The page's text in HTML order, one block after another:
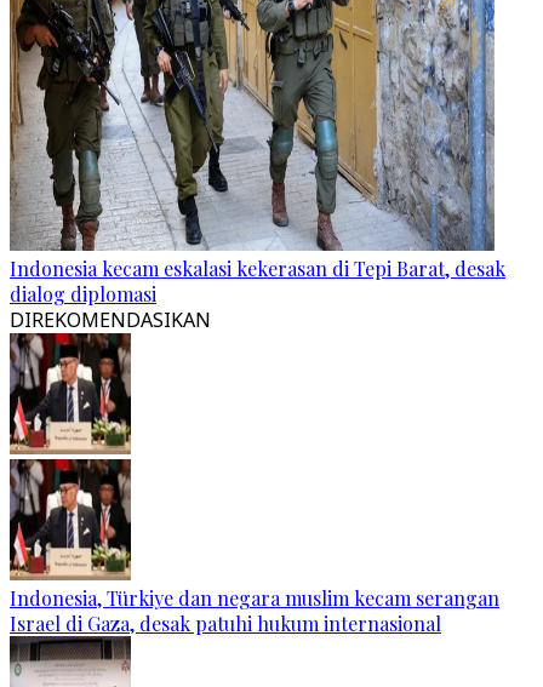
Indonesia kecam eskalasi kekerasan di Tepi Barat, desak
dialog diplomasi
DIREKOMENDASIKAN
Indonesia, Türkiye dan negara muslim kecam serangan
Israel di Gaza, desak patuhi hukum internasional